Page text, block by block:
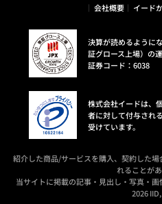
会社概要
イード
決算が読めるように
証グロース上場）の
証券コード：6038
株式会社イードは、
者に対して付与され
受けています。
紹介した商品/サービスを購入、契約した
れることがあ
当サイトに掲載の記事・見出し・写真・
2026